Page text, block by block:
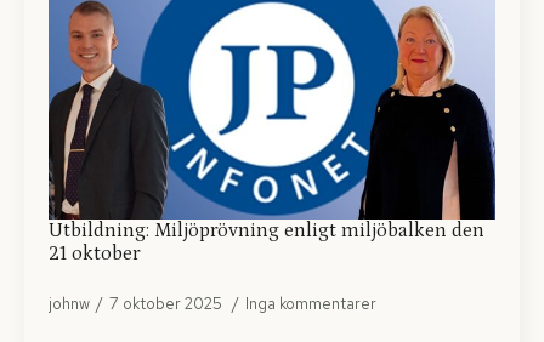
Utbildning: Miljöprövning enligt miljöbalken den
21 oktober
johnw 7 oktober 2025 Inga kommentarer